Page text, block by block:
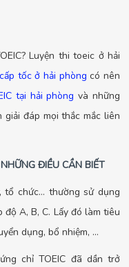
Luyện thi toeic ở hải
tốc ở hải phòng có nên
tại hải phòng và những
giải đáp mọi thắc mắc liên
ĐIỀU CẦN BIẾT
tổ chức… thường sử dụng
A, B, C. Lấy đó làm tiêu
dụng, bổ nhiệm, …
chỉ TOEIC đã dần trở